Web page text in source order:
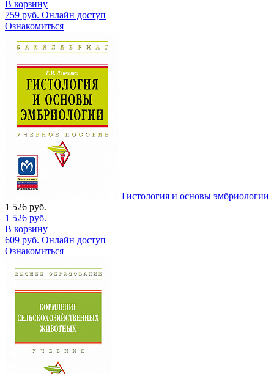
В корзину
759 руб. Онлайн доступ
Ознакомиться
Гистология и основы эмбриологии
1 526 руб.
1 526 руб.
В корзину
609 руб. Онлайн доступ
Ознакомиться